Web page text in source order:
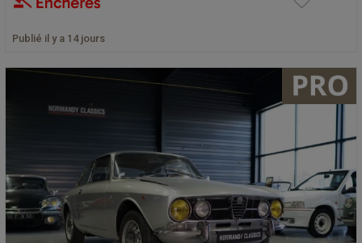
Publié il y a 14 jours